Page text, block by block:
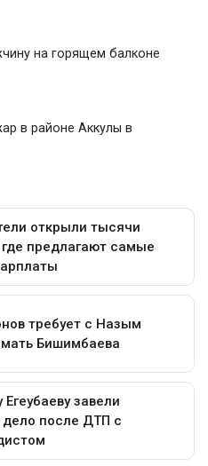
на горящем балконе
в районе Аккулы в